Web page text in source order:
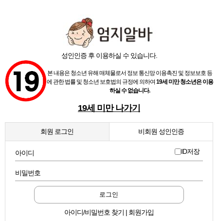
성인인증 후 이용하실 수 있습니다.
본 내용은 청소년 유해 매체물로서 정보 통신망 이용촉진 및 정보보호 등
에 관한 법률 및 청소년 보호법의 규정에 의하여 19세 미만 청소년은 이용
하실 수 없습니다.
19세 미만 나가기
회원 로그인 비회원 성인인증
아이디 ID저장
비밀번호
로그인
아이디/비밀번호 찾기 | 회원가입